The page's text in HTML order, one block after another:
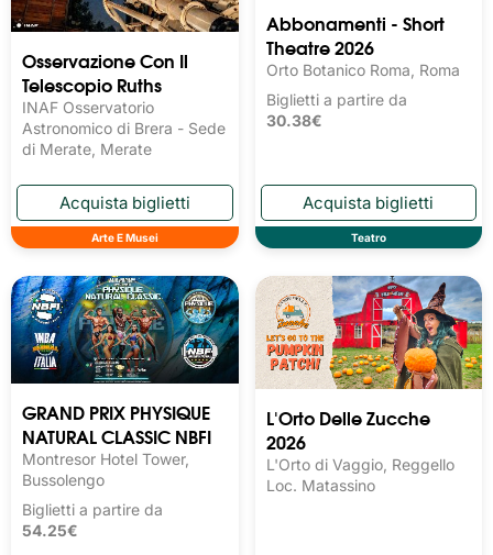
Osservazione Con Il
Telescopio Ruths
INAF Osservatorio
Astronomico di Brera - Sede
di Merate, Merate
Arte E Musei
Abbonamenti - Short
Theatre 2026
Orto Botanico Roma, Roma
Biglietti a partire da
30.38€
Teatro
GRAND PRIX PHYSIQUE
NATURAL CLASSIC NBFI
Montresor Hotel Tower,
Bussolengo
Biglietti a partire da
54.25€
L'Orto Delle Zucche
2026
L'Orto di Vaggio, Reggello
Loc. Matassino